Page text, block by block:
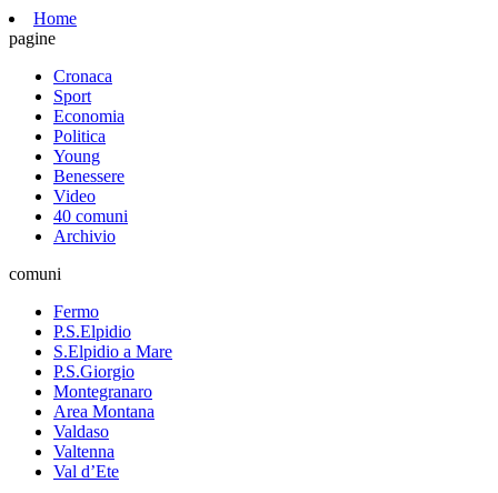
Home
pagine
Cronaca
Sport
Economia
Politica
Young
Benessere
Video
40 comuni
Archivio
comuni
Fermo
P.S.Elpidio
S.Elpidio a Mare
P.S.Giorgio
Montegranaro
Area Montana
Valdaso
Valtenna
Val d’Ete